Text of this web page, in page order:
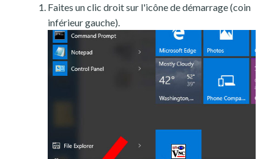
Faites un clic droit sur l'icône de démarrage (coin
inférieur gauche).